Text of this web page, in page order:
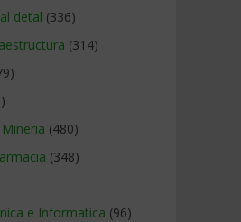
detal (336)
(314)
(480)
(348)
e Informatica (96)